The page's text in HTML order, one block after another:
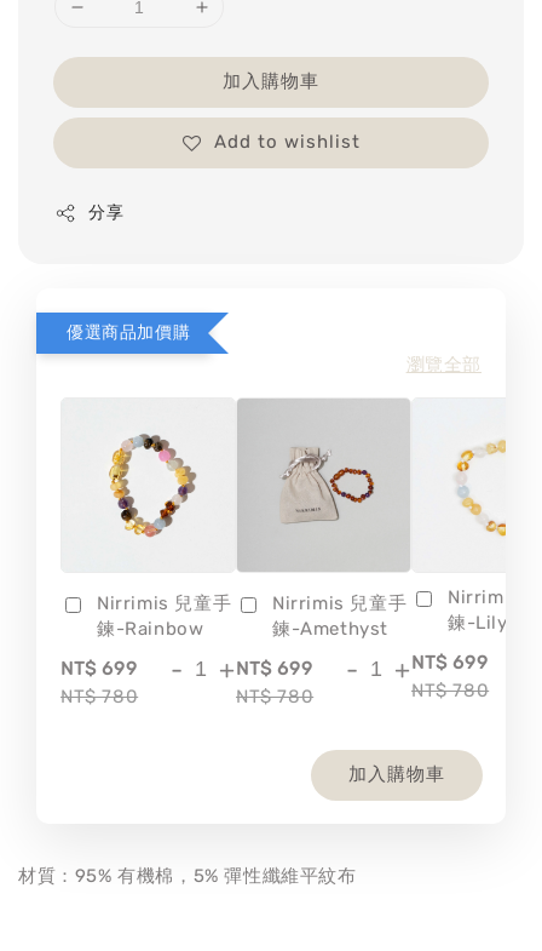
加入購物車
Add to wishlist
分享
優選商品加價購
瀏覽全部
Nirrimis 兒童手
鍊-Rainbow
NT$ 699
NT$ 780
- +
Nirrimis 兒童手
鍊-Amethyst
NT$ 699
NT$ 780
- +
Nirrimis
鍊-Lily
NT$ 699
NT$ 780
加入購物車
材質：95% 有機棉，5% 彈性纖維平紋布